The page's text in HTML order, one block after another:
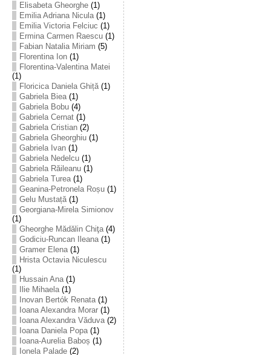
Elisabeta Gheorghe(1)
Emilia Adriana Nicula(1)
Emilia Victoria Felciuc (1)
Ermina Carmen Raescu(1)
Fabian Natalia Miriam (5)
Florentina Ion(1)
Florentina-Valentina Matei
(1)
Floricica Daniela Ghiță(1)
Gabriela Biea(1)
Gabriela Bobu(4)
Gabriela Cernat(1)
Gabriela Cristian(2)
Gabriela Gheorghiu(1)
Gabriela Ivan(1)
Gabriela Nedelcu(1)
Gabriela Răileanu(1)
Gabriela Turea(1)
Geanina-Petronela Roșu(1)
Gelu Mustață(1)
Georgiana-Mirela Simionov
(1)
Gheorghe Mădălin Chiţa(4)
Godiciu-Runcan Ileana(1)
Gramer Elena(1)
Hrista Octavia Niculescu
(1)
Hussain Ana(1)
Ilie Mihaela(1)
Inovan Bertók Renata(1)
Ioana Alexandra Morar(1)
Ioana Alexandra Văduva(2)
Ioana Daniela Popa(1)
Ioana-Aurelia Baboș (1)
Ionela Palade(2)